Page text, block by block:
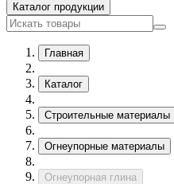
Каталог продукции
Главная
Каталог
Строительные материалы
Огнеупорные материалы
Огнеупорная глина